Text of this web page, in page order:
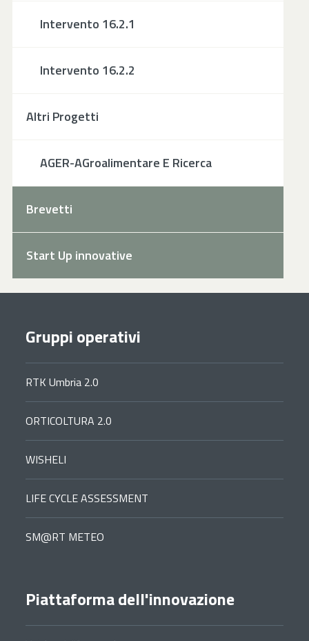
Intervento 16.2.1
Intervento 16.2.2
Altri Progetti
AGER-AGroalimentare E Ricerca
Brevetti
Start Up innovative
Gruppi operativi
RTK Umbria 2.0
ORTICOLTURA 2.0
WISHELI
LIFE CYCLE ASSESSMENT
SM@RT METEO
Piattaforma dell'innovazione